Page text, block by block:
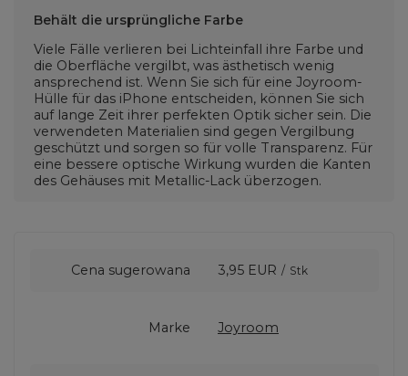
Behält die ursprüngliche Farbe
Viele Fälle verlieren bei Lichteinfall ihre Farbe und
die Oberfläche vergilbt, was ästhetisch wenig
ansprechend ist. Wenn Sie sich für eine Joyroom-
Hülle für das iPhone entscheiden, können Sie sich
auf lange Zeit ihrer perfekten Optik sicher sein. Die
verwendeten Materialien sind gegen Vergilbung
geschützt und sorgen so für volle Transparenz. Für
eine bessere optische Wirkung wurden die Kanten
des Gehäuses mit Metallic-Lack überzogen.
Cena sugerowana 3,95 EUR / Stk
Marke Joyroom